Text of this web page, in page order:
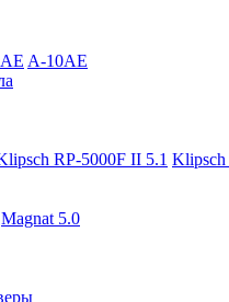
A-10AE
RP-5000F II 5.1 Klipsch
Magnat 5.0